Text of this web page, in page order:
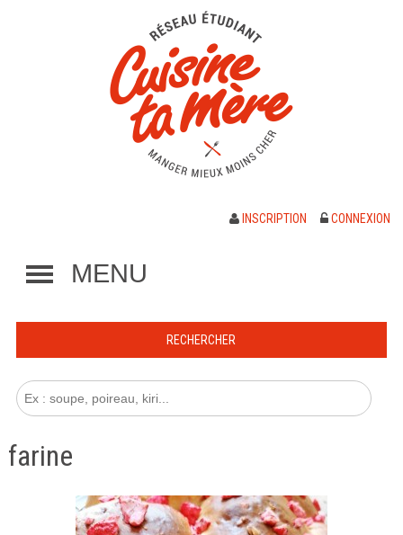
INSCRIPTION CONNEXION
MENU
farine